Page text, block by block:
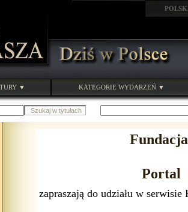
▼ KATEGORIE WYDARZEŃ ▼
Portal
zapraszają do udziału w